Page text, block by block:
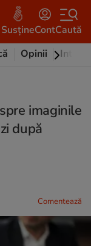
SusțineContCaută
Opinii
imaginile
după
Comentează